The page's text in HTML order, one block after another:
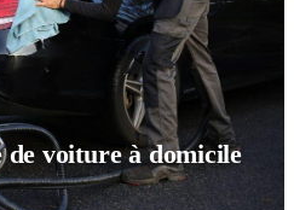
de voiture à domicile